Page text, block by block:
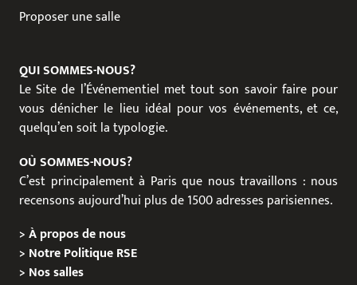
Proposer une salle
QUI SOMMES-NOUS?
Le Site de l’Événementiel met tout son savoir faire pour
vous dénicher le lieu idéal pour vos événements, et ce,
quelqu’en soit la typologie.
OÙ SOMMES-NOUS?
C’est principalement à Paris que nous travaillons : nous
recensons aujourd’hui plus de 1500 adresses parisiennes.
>À propos de nous
> Notre Politique RSE
> Nos salles